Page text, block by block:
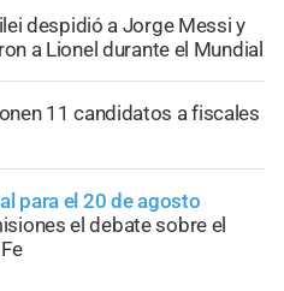
despidió a Jorge Messi y
a Lionel durante el Mundial
11 candidatos a fiscales
para el 20 de agosto
el debate sobre el